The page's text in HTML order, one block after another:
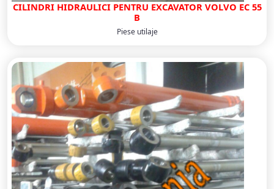
CILINDRI HIDRAULICI PENTRU EXCAVATOR VOLVO EC 55
B
Piese utilaje